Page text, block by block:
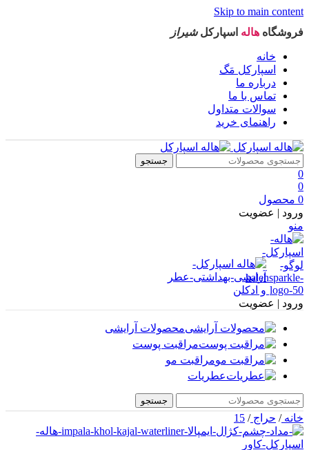
Skip to main content
فروشگاه هاله اسپارکلشیراز
خانه
اسپارکل مَگ
درباره ما
تماس با ما
سوالات متداول
راهنمای خرید
جستجو
0
0
0 محصول
ورود | عضویت
منو
ورود | عضویت
محصولات آرایشی
مراقبت پوست
مراقبت مو
عطریات
جستجو
خانه/ حراج/
15